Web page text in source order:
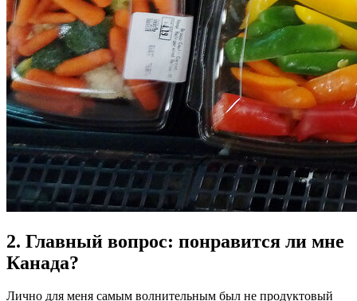
2. Главный вопрос: понравится ли мне
Канада?
Лично для меня самым волнительным был не продуктовый